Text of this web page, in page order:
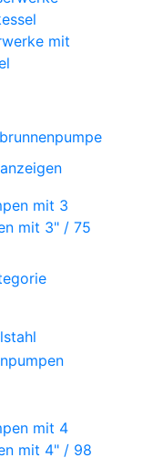
mit
mit 3" / 75
mit 4" / 98